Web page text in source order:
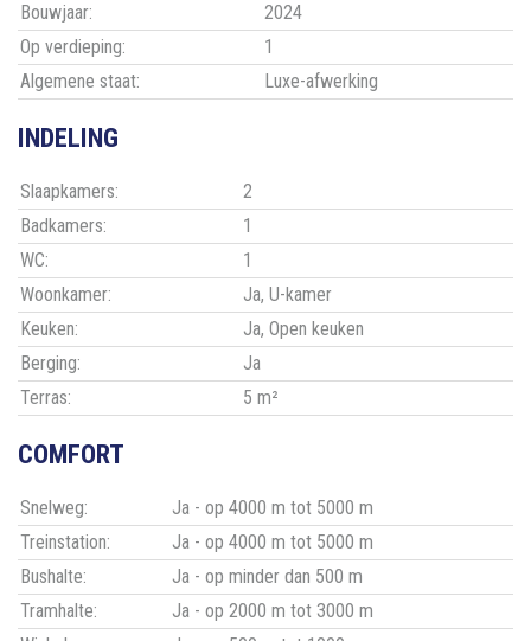
Bouwjaar:
2024
Op verdieping:
1
Algemene staat:
Luxe-afwerking
INDELING
Slaapkamers:
2
Badkamers:
1
WC:
1
Woonkamer:
Ja, U-kamer
Keuken:
Ja, Open keuken
Berging:
Ja
Terras:
5 m²
COMFORT
Snelweg:
Ja - op 4000 m tot 5000 m
Treinstation:
Ja - op 4000 m tot 5000 m
Bushalte:
Ja - op minder dan 500 m
Tramhalte:
Ja - op 2000 m tot 3000 m